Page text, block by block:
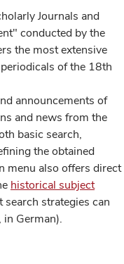
Journals and
conducted by the
the most extensive
of the 18th
announcements of
and news from the
basic search,
the obtained
menu also offers direct
historical subject
strategies can
German).